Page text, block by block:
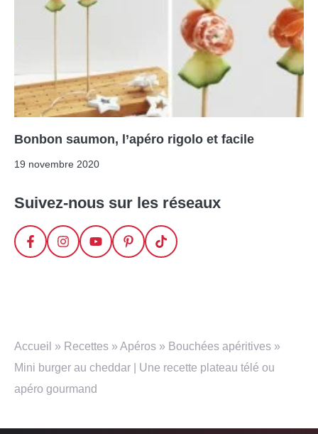
Bonbon saumon, l’apéro rigolo et facile
19 novembre 2020
Suivez-nous sur les réseaux
Accueil » Recettes » Apéros » Bouchées apéritives »
Mini burger au cheddar | Une recette plateau télé ou
apéro gourmand